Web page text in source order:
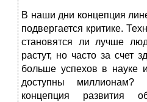
В наши дни концепция
подвергается критике.
становятся ли лучше
рас­тут, но часто за счет
боль­ше успехов в науке
доступ­ны
концепция развития